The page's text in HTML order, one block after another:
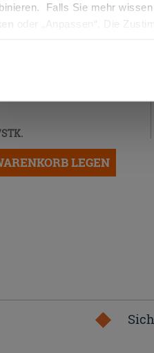
Falls Sie mehr
oder „Anpassen“. Die
AUS POLYPROPYLEN
LEGEN